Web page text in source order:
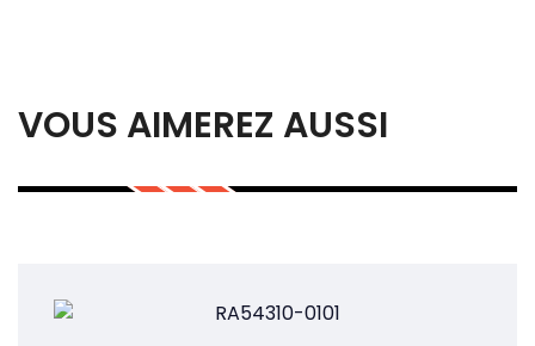
VOUS AIMEREZ AUSSI